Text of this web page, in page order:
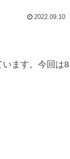
2022.09.10
ます。今回は8